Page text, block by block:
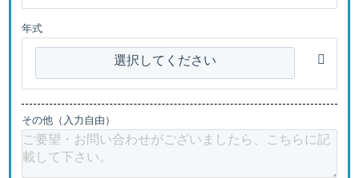
年式
選択してください
その他（入力自由）